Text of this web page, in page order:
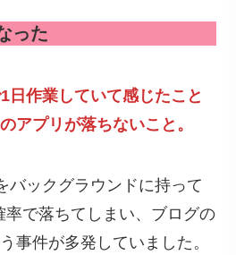
った
日作業していて感じたこと
アプリが落ちないこと。
バックグラウンドに持って
率で落ちてしまい、ブログの
事件が多発していました。